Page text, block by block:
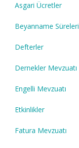
Asgari Ücretler
Beyanname Süreleri
Defterler
Dernekler Mevzuatı
Engelli Mevzuatı
Etkinlikler
Fatura Mevzuatı